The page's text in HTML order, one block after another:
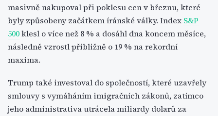
masivně nakupoval při poklesu cen v březnu, které
byly způsobeny začátkem íránské války. Index S&P
500klesl o více než 8 % a dosáhl dna koncem měsíce,
následně vzrostl přibližně o 19 % na rekordní
maxima.
Trump také investoval do společností, které uzavřely
smlouvy s vymáháním imigračních zákonů, zatímco
jeho administrativa utrácela miliardy dolarů za